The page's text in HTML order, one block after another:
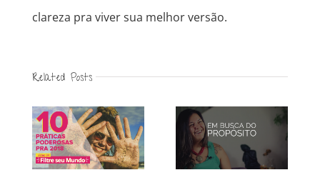
clareza pra viver sua melhor versão.
Related Posts